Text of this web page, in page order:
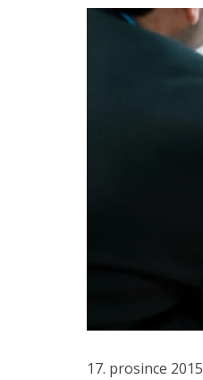
17. prosince 2015